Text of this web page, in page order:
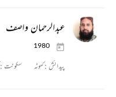
عبدالرحمان واصف
1980
پیدائش :کہوٹہ سکونت :